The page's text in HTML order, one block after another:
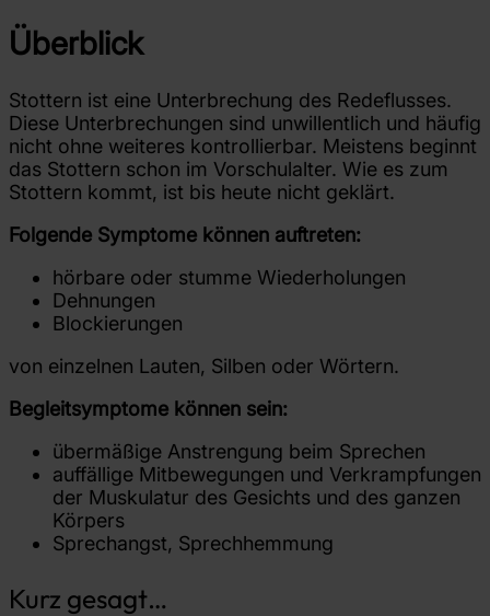
Überblick
Stottern ist eine Unterbrechung des Redeflusses.
Diese Unterbrechungen sind unwillentlich und häufig
nicht ohne weiteres kontrollierbar. Meistens beginnt
das Stottern schon im Vorschulalter. Wie es zum
Stottern kommt, ist bis heute nicht geklärt.
Folgende Symptome können auftreten:
hörbare oder stumme Wiederholungen
Dehnungen
Blockierungen
von einzelnen Lauten, Silben oder Wörtern.
Begleitsymptome können sein:
übermäßige Anstrengung beim Sprechen
auffällige Mitbewegungen und Verkrampfungen
der Muskulatur des Gesichts und des ganzen
Körpers
Sprechangst, Sprechhemmung
Kurz gesagt…